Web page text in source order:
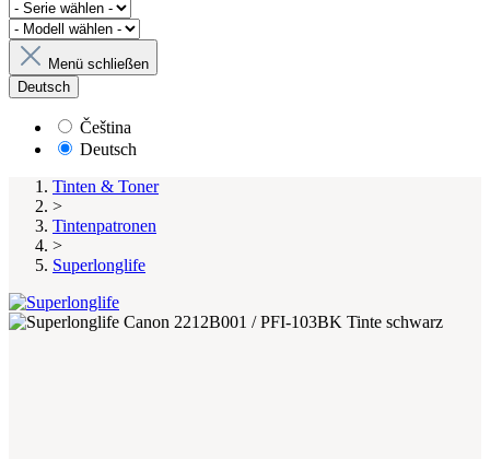
Menü schließen
Deutsch
Čeština
Deutsch
Tinten & Toner
>
Tintenpatronen
>
Superlonglife